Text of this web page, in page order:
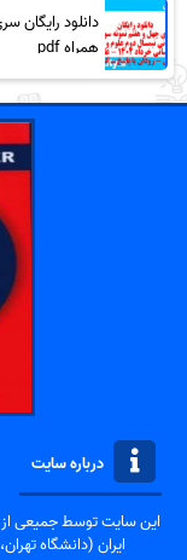
دانلود رایگان
همراه pdf
درباره سایت
این سایت توسط جمیعی از
ایران (دانشگاه